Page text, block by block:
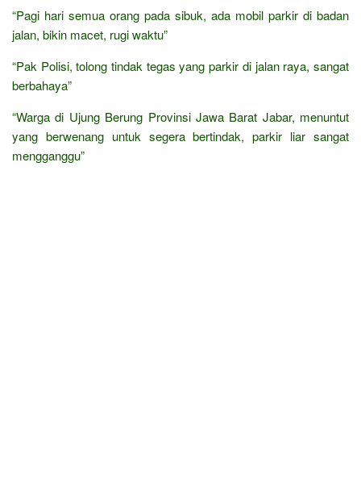
“Pagi hari semua orang pada sibuk, ada mobil parkir di badan
jalan, bikin macet, rugi waktu”
“Pak Polisi, tolong tindak tegas yang parkir di jalan raya, sangat
berbahaya”
“Warga di Ujung Berung Provinsi Jawa Barat Jabar, menuntut
yang berwenang untuk segera bertindak, parkir liar sangat
mengganggu”